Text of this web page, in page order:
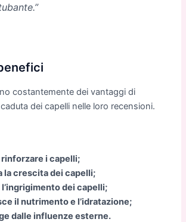
costantemente dei vantaggi di
dei capelli nelle loro recensioni.
rinforzare i capelli;
la crescita dei capelli;
l’ingrigimento dei capelli;
il nutrimento e l’idratazione;
dalle influenze esterne.